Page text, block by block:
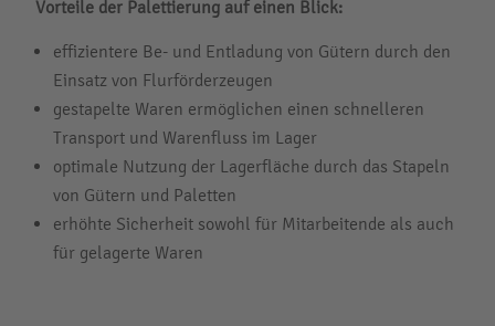
Vorteile der Palettierung auf einen Blick:
effizientere Be- und Entladung von Gütern durch den
Einsatz von Flurförderzeugen
gestapelte Waren ermöglichen einen schnelleren
Transport und Warenfluss im Lager
optimale Nutzung der Lagerfläche durch das Stapeln
von Gütern und Paletten
erhöhte Sicherheit sowohl für Mitarbeitende als auch
für gelagerte Waren